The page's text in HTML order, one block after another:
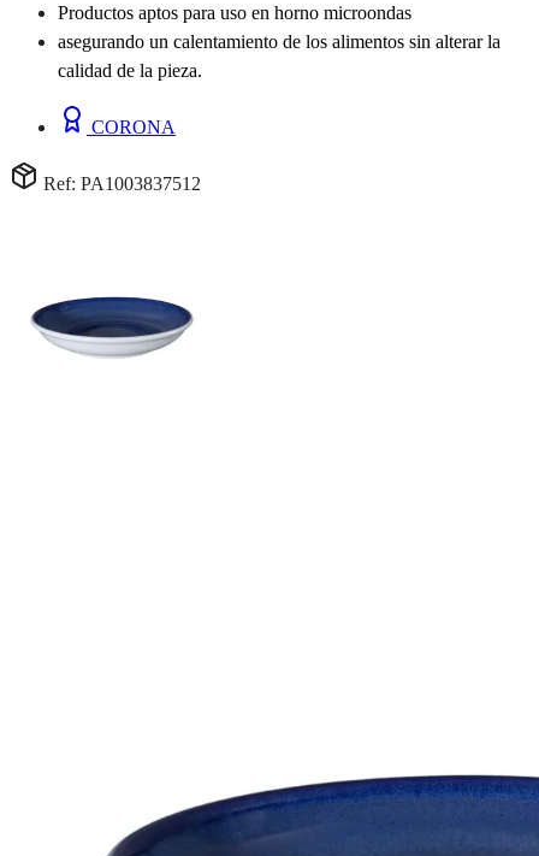
Productos aptos para uso en horno microondas
asegurando un calentamiento de los alimentos sin alterar la
calidad de la pieza.
CORONA
Ref: PA1003837512